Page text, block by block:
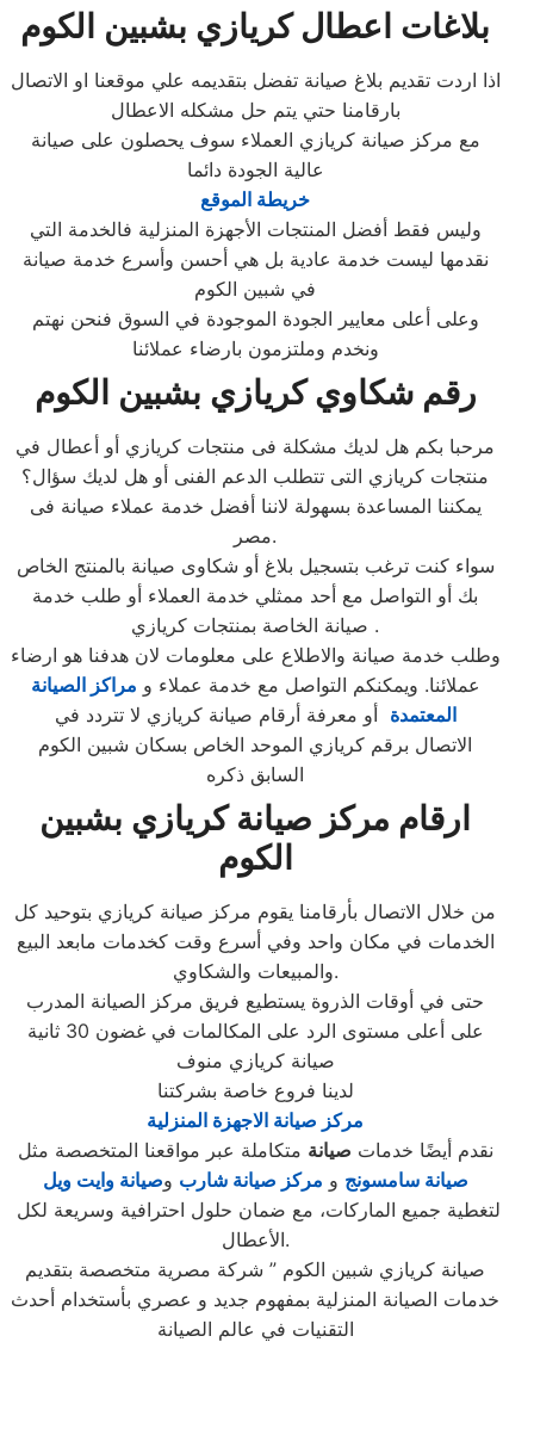
بلاغات اعطال كريازي بشبين الكوم
اذا اردت تقديم بلاغ صيانة تفضل بتقديمه علي موقعنا او الاتصال
بارقامنا حتي يتم حل مشكله الاعطال
مع مركز صيانة كريازي العملاء سوف يحصلون على صيانة
عالية الجودة دائما
خريطة الموقع
وليس فقط أفضل المنتجات الأجهزة المنزلية فالخدمة التي
نقدمها ليست خدمة عادية بل هي أحسن وأسرع خدمة صيانة
في شبين الكوم
وعلى أعلى معايير الجودة الموجودة في السوق فنحن نهتم
ونخدم وملتزمون بارضاء عملائنا
رقم شكاوي كريازي بشبين الكوم
مرحبا بكم هل لديك مشكلة فى منتجات كريازي أو أعطال في
منتجات كريازي التى تتطلب الدعم الفنى أو هل لديك سؤال؟
يمكننا المساعدة بسهولة لاننا أفضل خدمة عملاء صيانة فى
مصر.
سواء كنت ترغب بتسجيل بلاغ أو شكاوى صيانة بالمنتج الخاص
بك أو التواصل مع أحد ممثلي خدمة العملاء أو طلب خدمة
صيانة الخاصة بمنتجات كريازي .
وطلب خدمة صيانة والاطلاع على معلومات لان هدفنا هو ارضاء
عملائنا. ويمكنكم التواصل مع خدمة عملاء و مراكز الصيانة
المعتمدة أو معرفة أرقام صيانة كريازي لا تتردد في
الاتصال برقم كريازي الموحد الخاص بسكان شبين الكوم
السابق ذكره
ارقام مركز صيانة كريازي بشبين
الكوم
من خلال الاتصال بأرقامنا يقوم مركز صيانة كريازي بتوحيد كل
الخدمات في مكان واحد وفي أسرع وقت كخدمات مابعد البيع
والمبيعات والشكاوي.
حتى في أوقات الذروة يستطيع فريق مركز الصيانة المدرب
على أعلى مستوى الرد على المكالمات في غضون 30 ثانية
صيانة كريازي منوف
لدينا فروع خاصة بشركتنا
مركز صيانة الاجهزة المنزلية
نقدم أيضًا خدمات صيانة متكاملة عبر مواقعنا المتخصصة مثل
صيانة سامسونج و مركز صيانة شارب وصيانة وايت ويل
الأعطال.
صيانة كريازي شبين الكوم ” شركة مصرية متخصصة بتقديم
خدمات الصيانة المنزلية بمفهوم جديد و عصري بأستخدام أحدث
التقنيات في عالم الصيانة